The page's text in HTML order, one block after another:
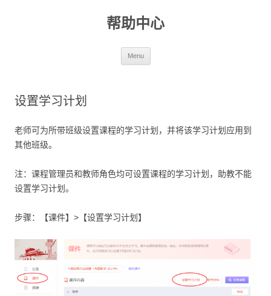
帮助中心
Menu
设置学习计划
老师可为所带班级设置课程的学习计划，并将该学习计划应用到
其他班级。
注：课程管理员和教师角色均可设置课程的学习计划，助教不能
设置学习计划。
步骤：【课件】>【设置学习计划】